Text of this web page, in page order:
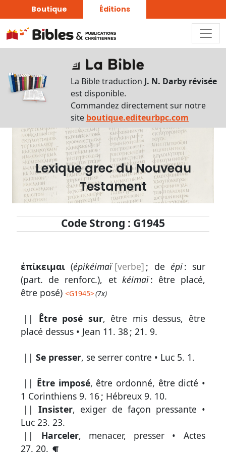
Boutique Éditions
La Bible traduction J. N. Darby révisée
est disponible.
Commandez directement sur notre
site boutique.editeurbpc.com
Lexique grec du Nouveau
Testament
Code Strong : G1945
ἐπίκειμαι (épikéimaï [verbe] ; de épi: sur
(part. de renforc.), et kéimaï: être placé,
être posé)<G1945>(7x)
|| Être posé sur, être mis dessus, être
placé dessus • Jean 11. 38;21. 9.
||Se presser, se serrer contre • Luc 5. 1.
|| Être imposé, être ordonné, être dicté •
1 Corinthiens 9. 16; Hébreux 9. 10.
||Insister, exiger de façon pressante •
Luc 23. 23.
|| Harceler, menacer, presser • Actes
27. 20.
Recherche
Rechercher
par
lettre
Rechercher
par
mot
français
Lexique
Recherche
grec
Rechercher
par
code
strong
Rechercher
par
lettre
Rechercher